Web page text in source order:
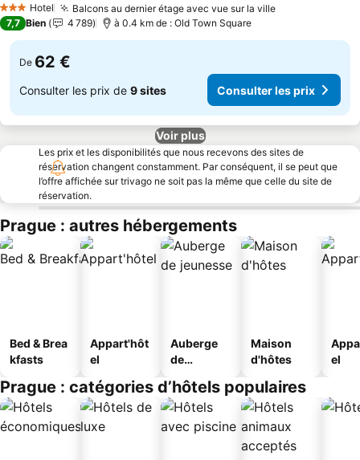
3 ÉtoilesHotel Balcons au dernier étage avec vue sur la villeConsulter les
7,7 Bien 4 789 à 0.4 km de : Old Town Square
De 62 €
Consulter les prix de 9 sites Consulter les prix
Voir plus
Les prix et les disponibilités que nous recevons des sites de
réservation changent constamment. Par conséquent, il se peut que
l’offre affichée sur trivago ne soit pas la même que celle du site de
réservation.
Prague : autres hébergements
Bed & Brea
kfasts
Appart'hôt
el
Auberge
de
Maison
d'hôtes
el
Prague : catégories d’hôtels populaires